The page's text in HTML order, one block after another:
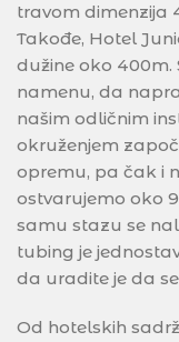
travom dimenzija
Takođe, Hotel
dužine oko 400m.
namenu, da
našim odličnim
okruženjem
opremu, pa čak i
ostvarujemo oko
samu stazu se
tubing je
da uradite je da
Od hotelskih